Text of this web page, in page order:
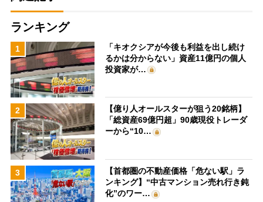
ランキング
1
「キオクシアが今後も利益を出し続け
るかは分からない」資産11億円の個人
投資家が…
2
【億り人オールスターが狙う20銘柄】
「総資産69億円超」90歳現役トレーダ
ーから“10…
3
【首都圏の不動産価格「危ない駅」ラ
ンキング】“中古マンション売れ行き鈍
化”のワー…